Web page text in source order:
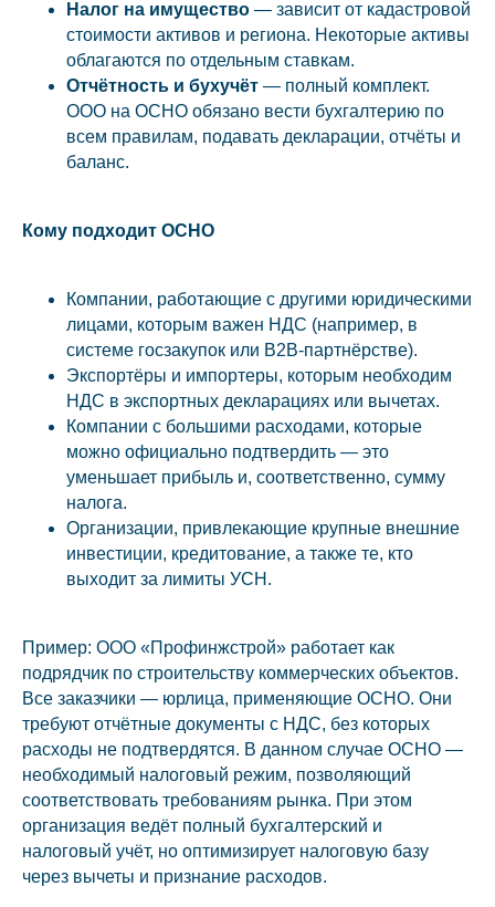
Налог на имущество — зависит от кадастровой
стоимости активов и региона. Некоторые активы
облагаются по отдельным ставкам.
Отчётность и бухучёт — полный комплект.
ООО на ОСНО обязано вести бухгалтерию по
всем правилам, подавать декларации, отчёты и
баланс.
Кому подходит ОСНО
Компании, работающие с другими юридическими
лицами, которым важен НДС (например, в
системе госзакупок или B2B-партнёрстве).
Экспортёры и импортеры, которым необходим
НДС в экспортных декларациях или вычетах.
Компании с большими расходами, которые
можно официально подтвердить — это
уменьшает прибыль и, соответственно, сумму
налога.
Организации, привлекающие крупные внешние
инвестиции, кредитование, а также те, кто
выходит за лимиты УСН.
Пример: ООО «Профинжстрой» работает как
подрядчик по строительству коммерческих объектов.
Все заказчики — юрлица, применяющие ОСНО. Они
требуют отчётные документы с НДС, без которых
расходы не подтвердятся. В данном случае ОСНО —
необходимый налоговый режим, позволяющий
соответствовать требованиям рынка. При этом
организация ведёт полный бухгалтерский и
налоговый учёт, но оптимизирует налоговую базу
через вычеты и признание расходов.